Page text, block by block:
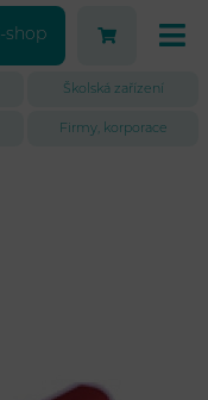
shop
Školská zařízení
Firmy, korporace